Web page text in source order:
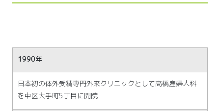
1990年
日本初の体外受精専門外来クリニックとして高橋産婦人科
を中区大手町5丁目に開院